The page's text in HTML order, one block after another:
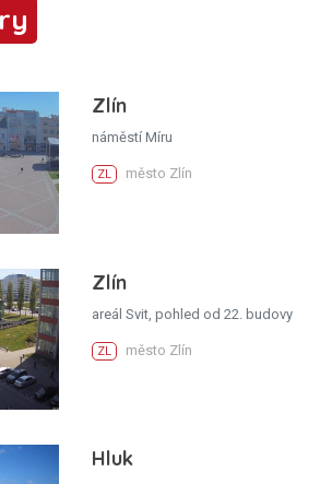
Zlín
náměstí Míru
ZL město Zlín
Zlín
areál Svit, pohled od 22. budovy
ZL město Zlín
Hluk